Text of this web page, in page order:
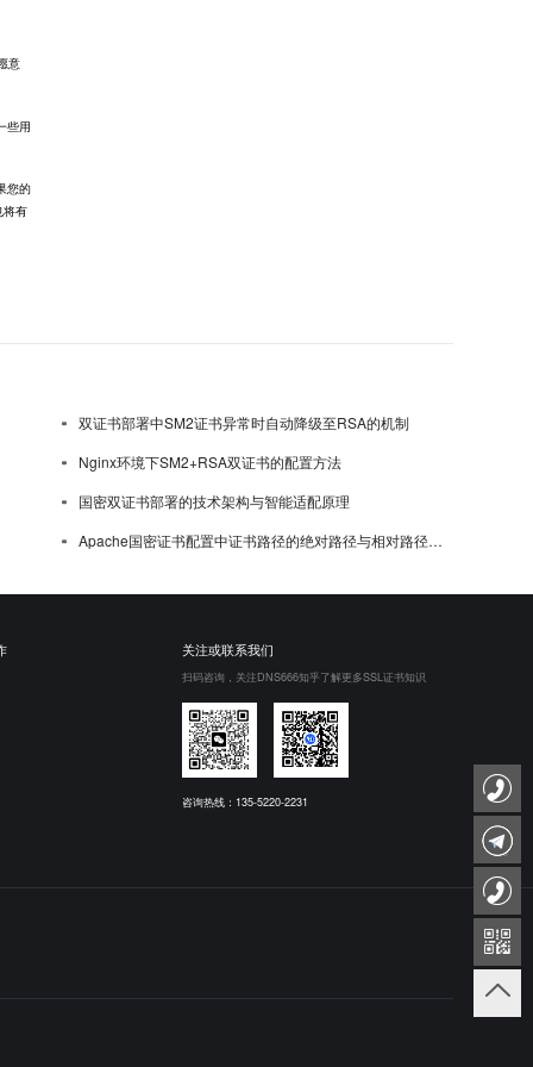
意
些用
您的
将有
双证书部署中SM2证书异常时自动降级至RSA的机制
Nginx环境下SM2+RSA双证书的配置方法
国密双证书部署的技术架构与智能适配原理
Apache国密证书配置中证书路径的绝对路径与相对路径选择
关注或联系我们
扫码咨询，关注DNS666知乎了解更多SSL证书知识
咨询热线：135-5220-2231